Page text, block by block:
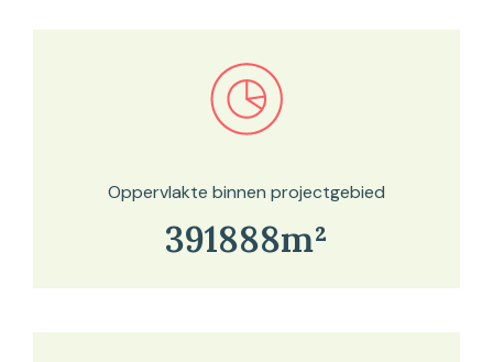
Bekijk in onze kaartviewer
Oppervlakte binnen projectgebied
391888m²